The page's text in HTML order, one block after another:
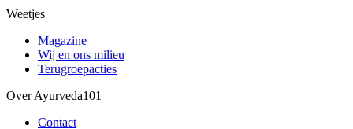
Weetjes
Magazine
Wij en ons milieu
Terugroepacties
Over Ayurveda101
Contact